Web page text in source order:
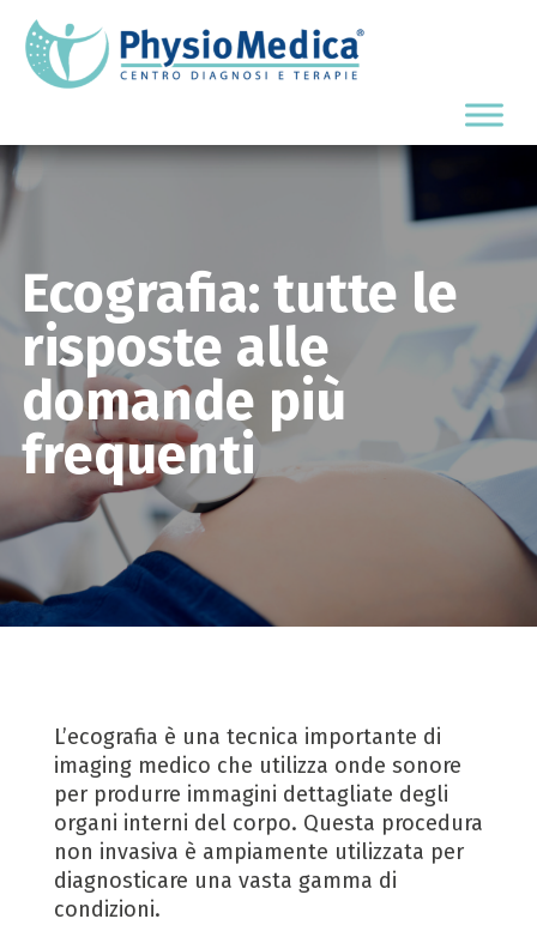
Ecografia: tutte le
risposte alle
domande più
frequenti
L’ecografia è una tecnica importante di
imaging medico che utilizza onde sonore
per produrre immagini dettagliate degli
organi interni del corpo. Questa procedura
non invasiva è ampiamente utilizzata per
diagnosticare una vasta gamma di
condizioni.